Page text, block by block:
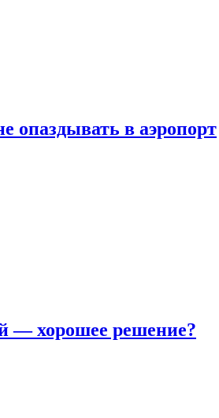
опаздывать в аэропорт
— хорошее решение?